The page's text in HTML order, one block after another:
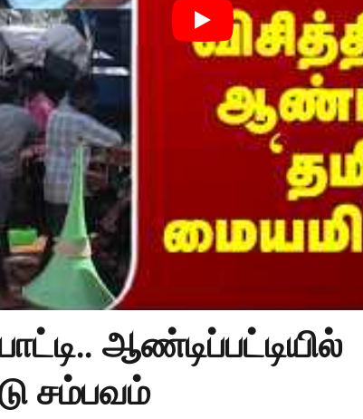
ஆண்டிப்பட்டியில்
சம்பவம்